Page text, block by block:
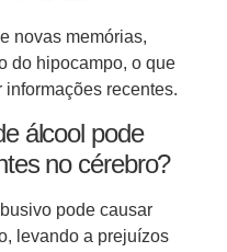
novas memórias,
do hipocampo, o que
recentes.
álcool pode
no cérebro?
pode causar
levando a prejuízos